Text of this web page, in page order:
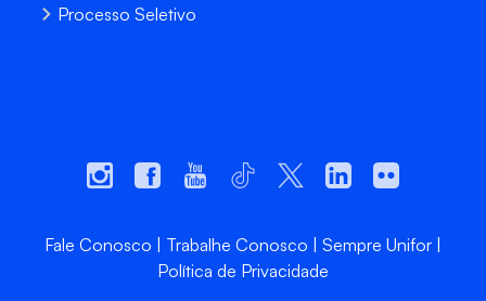
Processo Seletivo
Fale Conosco Trabalhe Conosco
Sempre Unifor
Política de Privacidade